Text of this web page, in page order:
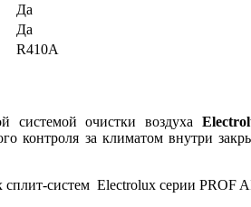
Да
Да
R410A
системой очистки воздуха
контроля за климатом внутри
систем Electrolux серии PROF